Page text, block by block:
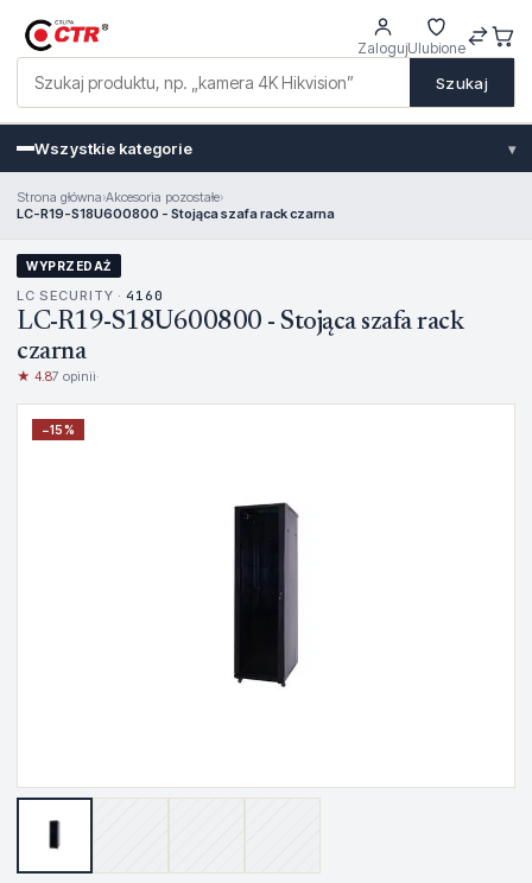
Szukaj
ZalogujUlubione
Wszystkie kategorie ▾
Strona główna›Akcesoria pozostałe›
LC-R19-S18U600800 - Stojąca szafa rack czarna
WYPRZEDAŻ
LC SECURITY · 4160
LC-R19-S18U600800 - Stojąca szafa rack
czarna
★ 4.87 opinii·
−15%